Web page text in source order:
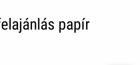
papír